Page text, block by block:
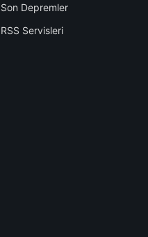
Son Depremler
RSS Servisleri